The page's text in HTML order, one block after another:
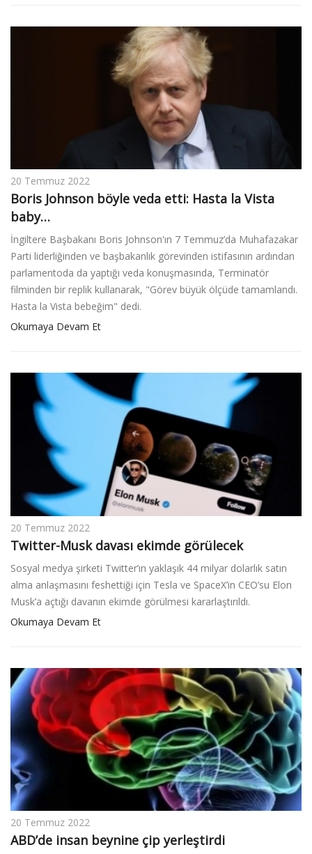
20 Temmuz 2022
Boris Johnson böyle veda etti: Hasta la Vista
baby…
İngiltere Başbakanı Boris Johnson'ın 7 Temmuz’da Muhafazakar
Parti liderliğinden ve başbakanlık görevinden istifasının ardından
parlamentoda da yaptığı veda konuşmasında, Terminatör
filminden bir replik kullanarak, "Görev büyük ölçüde tamamlandı.
Hasta la Vista bebeğim" dedi.
Okumaya Devam Et
20 Temmuz 2022
Twitter-Musk davası ekimde görülecek
Sosyal medya şirketi Twitter’ın yaklaşık 44 milyar dolarlık satın
alma anlaşmasını feshettiği için Tesla ve SpaceX’in CEO’su Elon
Musk’a açtığı davanın ekimde görülmesi kararlaştırıldı.
Okumaya Devam Et
20 Temmuz 2022
ABD’de insan beynine çip yerleştirdi